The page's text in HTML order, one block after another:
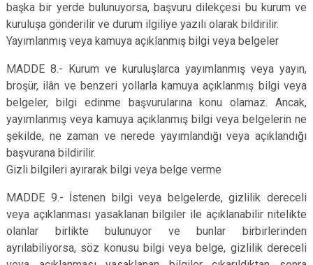
başka bir yerde bulunuyorsa, başvuru dilekçesi bu kurum ve
kuruluşa gönderilir ve durum ilgiliye yazılı olarak bildirilir.
Yayımlanmış veya kamuya açıklanmış bilgi veya belgeler
MADDE 8.- Kurum ve kuruluşlarca yayımlanmış veya yayın,
broşür, ilân ve benzeri yollarla kamuya açıklanmış bilgi veya
belgeler, bilgi edinme başvurularına konu olamaz. Ancak,
yayımlanmış veya kamuya açıklanmış bilgi veya belgelerin ne
şekilde, ne zaman ve nerede yayımlandığı veya açıklandığı
başvurana bildirilir.
Gizli bilgileri ayırarak bilgi veya belge verme
MADDE 9.- İstenen bilgi veya belgelerde, gizlilik dereceli
veya açıklanması yasaklanan bilgiler ile açıklanabilir nitelikte
olanlar birlikte bulunuyor ve bunlar birbirlerinden
ayrılabiliyorsa, söz konusu bilgi veya belge, gizlilik dereceli